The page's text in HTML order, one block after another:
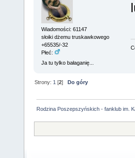
Wiadomości: 61147
słoiki dżemu truskawkowego
+65535/-32
Płeć:
Ja tu tylko bałaganię...
Strony: 1 [2]Do góry
Rodzina Poszepszyńskich - fanklub im.